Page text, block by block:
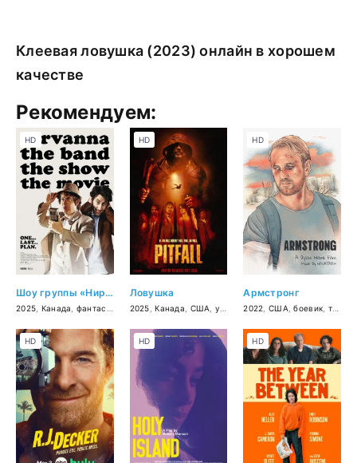
Клеевая ловушка (2023) онлайн в хорошем
качестве
Рекомендуем:
Шоу группы «Нирванна». Фильм
2025 Канада фантастика ,комедия,приключения
HD
Ловушка
2025 ,Канада США ужасы ,триллер
HD
Армстронг
2022 США ,боевик триллер
HD
HD HD HD